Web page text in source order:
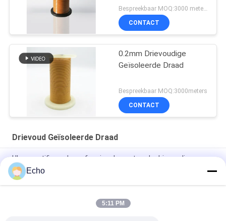
CONTACT
0.2mm Drievoudige
Geïsoleerde Draad
Bespreekbaar MOQ:3000meters
CONTACT
Drievoud Geïsoleerde Draad
UL-gecertificeerde professionele gestrande drievoudig
geïsoleerde draadkoperwikkeldraad TIW voor transformatoren
Drievoudig geïsoleerde draad 0,15 mm geïsoleerde TIW-draad
TIW-B/F drievoudige geïsoleerde draad 0,15 mm geïsoleerde
Echo
5:11 PM